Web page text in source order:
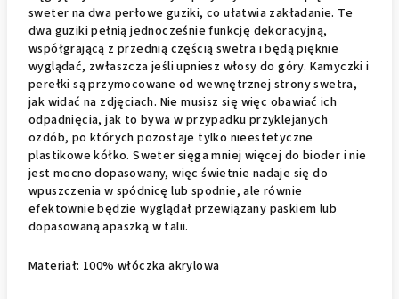
sweter na dwa perłowe guziki, co ułatwia zakładanie. Te
dwa guziki pełnią jednocześnie funkcję dekoracyjną,
współgrającą z przednią częścią swetra i będą pięknie
wyglądać, zwłaszcza jeśli upniesz włosy do góry. Kamyczki i
perełki są przymocowane od wewnętrznej strony swetra,
jak widać na zdjęciach. Nie musisz się więc obawiać ich
odpadnięcia, jak to bywa w przypadku przyklejanych
ozdób, po których pozostaje tylko nieestetyczne
plastikowe kółko. Sweter sięga mniej więcej do bioder i nie
jest mocno dopasowany, więc świetnie nadaje się do
wpuszczenia w spódnicę lub spodnie, ale równie
efektownie będzie wyglądał przewiązany paskiem lub
dopasowaną apaszką w talii.
Materiał: 100% włóczka akrylowa